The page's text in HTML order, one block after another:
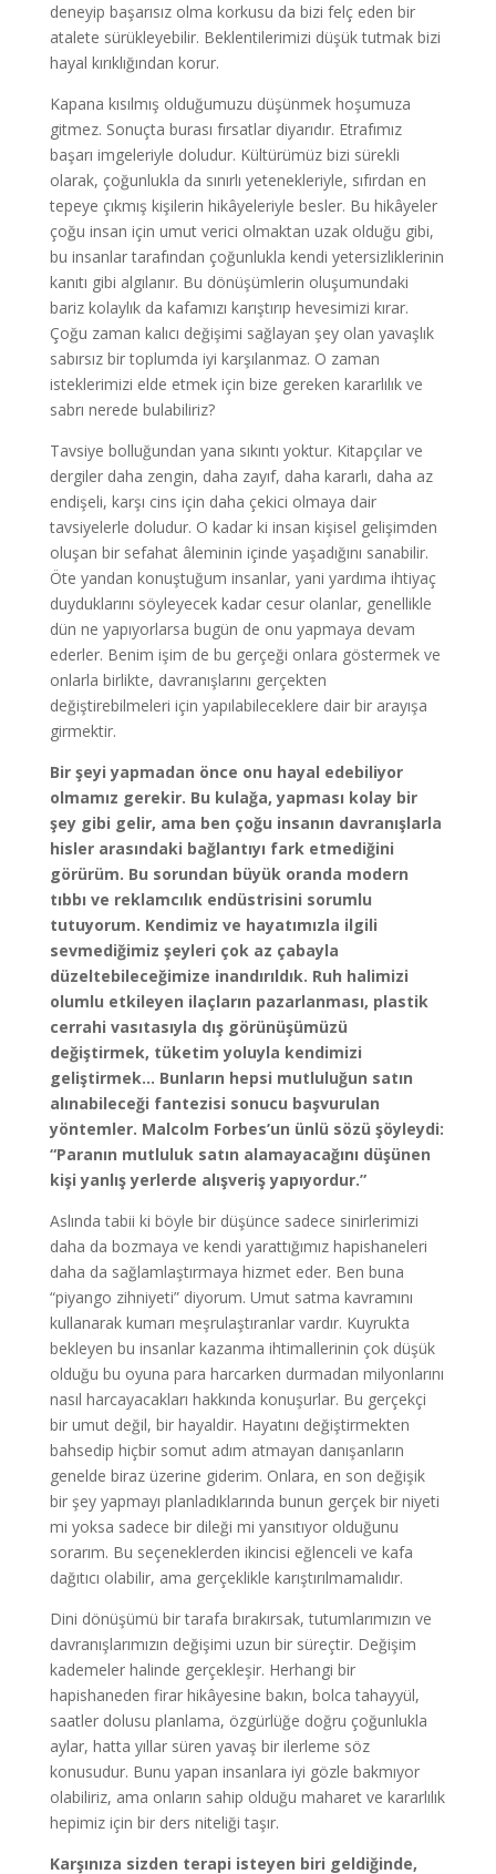
deneyip başarısız olma korkusu da bizi felç eden bir
atalete sürükleyebilir. Beklentilerimizi düşük tutmak bizi
hayal kırıklığından korur.
Kapana kısılmış olduğumuzu düşünmek hoşumuza
gitmez. Sonuçta burası fırsatlar diyarıdır. Etrafımız
başarı imgeleriyle doludur. Kültürümüz bizi sürekli
olarak, çoğunlukla da sınırlı yetenekleriyle, sıfırdan en
tepeye çıkmış kişilerin hikâyeleriyle besler. Bu hikâyeler
çoğu insan için umut verici olmaktan uzak olduğu gibi,
bu insanlar tarafından çoğunlukla kendi yetersizliklerinin
kanıtı gibi algılanır. Bu dönüşümlerin oluşumundaki
bariz kolaylık da kafamızı karıştırıp hevesimizi kırar.
Çoğu zaman kalıcı değişimi sağlayan şey olan yavaşlık
sabırsız bir toplumda iyi karşılanmaz. O zaman
isteklerimizi elde etmek için bize gereken kararlılık ve
sabrı nerede bulabiliriz?
Tavsiye bolluğundan yana sıkıntı yoktur. Kitapçılar ve
dergiler daha zengin, daha zayıf, daha kararlı, daha az
endişeli, karşı cins için daha çekici olmaya dair
tavsiyelerle doludur. O kadar ki insan kişisel gelişimden
oluşan bir sefahat âleminin içinde yaşadığını sanabilir.
Öte yandan konuştuğum insanlar, yani yardıma ihtiyaç
duyduklarını söyleyecek kadar cesur olanlar, genellikle
dün ne yapıyorlarsa bugün de onu yapmaya devam
ederler. Benim işim de bu gerçeği onlara göstermek ve
onlarla birlikte, davranışlarını gerçekten
değiştirebilmeleri için yapılabileceklere dair bir arayışa
girmektir.
Bir şeyi yapmadan önce onu hayal edebiliyor
olmamız gerekir. Bu kulağa, yapması kolay bir
şey gibi gelir, ama ben çoğu insanın davranışlarla
hisler arasındaki bağlantıyı fark etmediğini
görürüm. Bu sorundan büyük oranda modern
tıbbı ve reklamcılık endüstrisini sorumlu
tutuyorum. Kendimiz ve hayatımızla ilgili
sevmediğimiz şeyleri çok az çabayla
düzeltebileceğimize inandırıldık. Ruh halimizi
olumlu etkileyen ilaçların pazarlanması, plastik
cerrahi vasıtasıyla dış görünüşümüzü
değiştirmek, tüketim yoluyla kendimizi
geliştirmek… Bunların hepsi mutluluğun satın
alınabileceği fantezisi sonucu başvurulan
yöntemler. Malcolm Forbes’un ünlü sözü şöyleydi:
“Paranın mutluluk satın alamayacağını düşünen
kişi yanlış yerlerde alışveriş yapıyordur.”
Aslında tabii ki böyle bir düşünce sadece sinirlerimizi
daha da bozmaya ve kendi yarattığımız hapishaneleri
daha da sağlamlaştırmaya hizmet eder. Ben buna
“piyango zihniyeti” diyorum. Umut satma kavramını
kullanarak kumarı meşrulaştıranlar vardır. Kuyrukta
bekleyen bu insanlar kazanma ihtimallerinin çok düşük
olduğu bu oyuna para harcarken durmadan milyonlarını
nasıl harcayacakları hakkında konuşurlar. Bu gerçekçi
bir umut değil, bir hayaldir. Hayatını değiştirmekten
bahsedip hiçbir somut adım atmayan danışanların
genelde biraz üzerine giderim. Onlara, en son değişik
bir şey yapmayı planladıklarında bunun gerçek bir niyeti
mi yoksa sadece bir dileği mi yansıtıyor olduğunu
sorarım. Bu seçeneklerden ikincisi eğlenceli ve kafa
dağıtıcı olabilir, ama gerçeklikle karıştırılmamalıdır.
Dini dönüşümü bir tarafa bırakırsak, tutumlarımızın ve
davranışlarımızın değişimi uzun bir süreçtir. Değişim
kademeler halinde gerçekleşir. Herhangi bir
hapishaneden firar hikâyesine bakın, bolca tahayyül,
saatler dolusu planlama, özgürlüğe doğru çoğunlukla
aylar, hatta yıllar süren yavaş bir ilerleme söz
konusudur. Bunu yapan insanlara iyi gözle bakmıyor
olabiliriz, ama onların sahip olduğu maharet ve kararlılık
hepimiz için bir ders niteliği taşır.
Karşınıza sizden terapi isteyen biri geldiğinde,